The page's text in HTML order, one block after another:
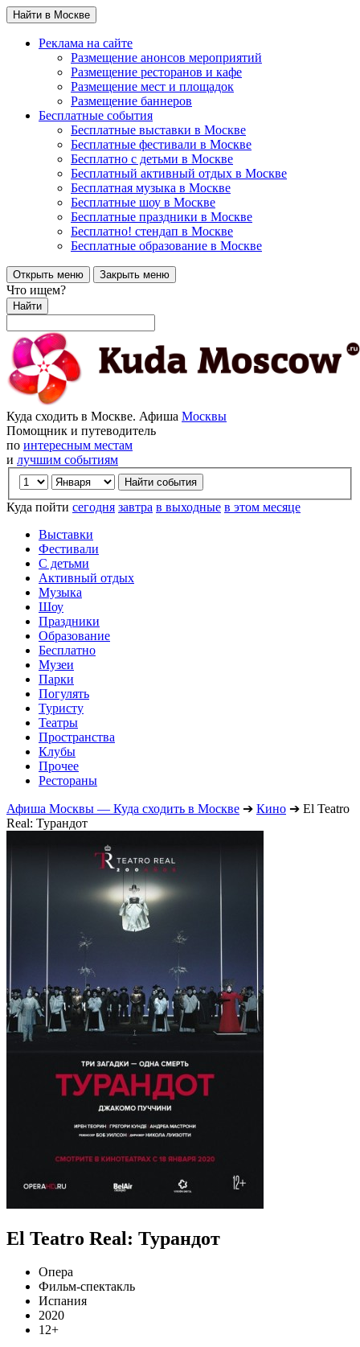
Найти в Москве
Реклама на сайте
Размещение анонсов мероприятий
Размещение ресторанов и кафе
Размещение мест и площадок
Размещение баннеров
Бесплатные события
Бесплатные выставки в Москве
Бесплатные фестивали в Москве
Бесплатно с детьми в Москве
Бесплатный активный отдых в Москве
Бесплатная музыка в Москве
Бесплатные шоу в Москве
Бесплатные праздники в Москве
Бесплатно! стендап в Москве
Бесплатные образование в Москве
Открыть меню Закрыть меню
Что ищем?
Найти
Куда сходить в Москве. Афиша Москвы
Помощник и путеводитель
по интересным местам
и лучшим событиям
Куда пойти сегодня завтра в выходные в этом месяце
Выставки
Фестивали
С детьми
Активный отдых
Музыка
Шоу
Праздники
Образование
Бесплатно
Музеи
Парки
Погулять
Туристу
Театры
Пространства
Клубы
Прочее
Рестораны
Афиша Москвы — Куда сходить в Москве ➔ Кино ➔ El Teatro
Real: Турандот
El Teatro Real: Турандот
Опера
Фильм-спектакль
Испания
2020
12+